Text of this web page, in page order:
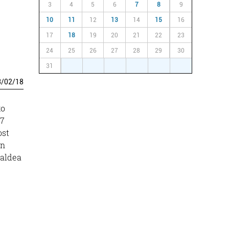
/02/18
3 4 5 6 7 8 9
10 11 12 13 14 15 16
17 18 19 20 21 22 23
24 25 26 27 28 29 30
31